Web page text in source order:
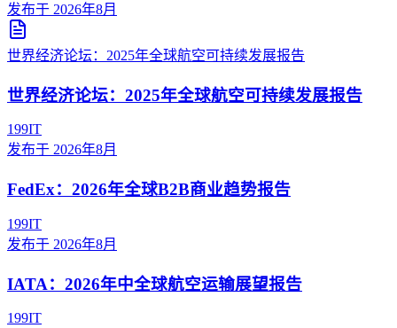
发布于 2026年8月
世界经济论坛：2025年全球航空可持续发展报告
世界经济论坛：2025年全球航空可持续发展报告
199IT
发布于 2026年8月
FedEx：2026年全球B2B商业趋势报告
199IT
发布于 2026年8月
IATA：2026年中全球航空运输展望报告
199IT